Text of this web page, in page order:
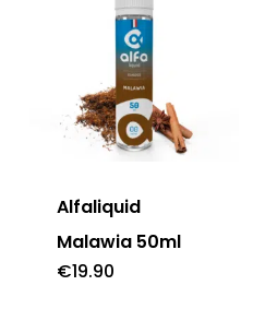
Alfaliquid
Malawia 50ml
€19.90